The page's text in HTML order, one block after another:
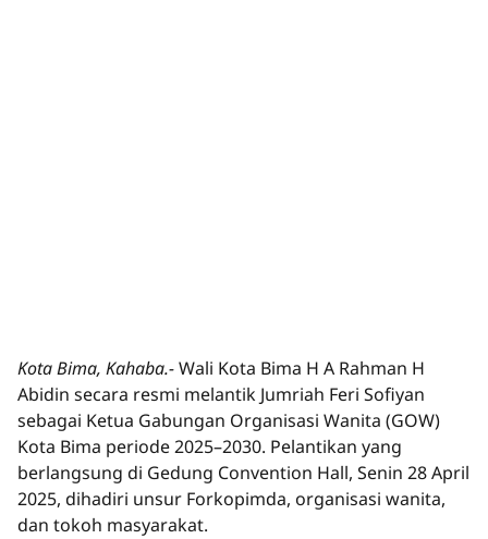
Kota Bima, Kahaba.-Wali Kota Bima H A Rahman H
Abidin secara resmi melantik Jumriah Feri Sofiyan
sebagai Ketua Gabungan Organisasi Wanita (GOW)
Kota Bima periode 2025–2030. Pelantikan yang
berlangsung di Gedung Convention Hall, Senin 28 April
2025, dihadiri unsur Forkopimda, organisasi wanita,
dan tokoh masyarakat.